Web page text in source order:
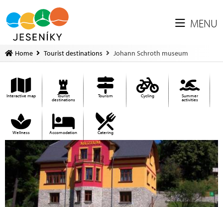
MENU
Home Tourist destinations Johann Schroth museum
Interactive map Tourist
destinations
Tourism Cycling Summer
activities
Wellness Accomodation Catering